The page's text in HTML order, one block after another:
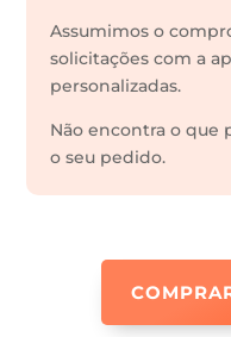
Assumimos o
solicitações com a
personalizadas.
Não encontra o que
o seu pedido.